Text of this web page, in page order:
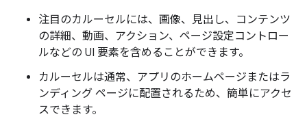
注目のカルーセルには、画像、見出し、コンテンツ
の詳細、動画、アクション、ページ設定コントロー
ルなどの UI 要素を含めることができます。
カルーセルは通常、アプリのホームページまたはラ
ンディング ページに配置されるため、簡単にアクセ
スできます。